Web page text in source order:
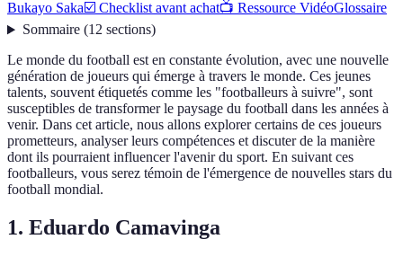
Bukayo Saka☑️ Checklist avant achat📺 Ressource VidéoGlossaire
Sommaire(12 sections)
Le monde du football est en constante évolution, avec une nouvelle
génération de joueurs qui émerge à travers le monde. Ces jeunes
talents, souvent étiquetés comme les "footballeurs à suivre", sont
susceptibles de transformer le paysage du football dans les années à
venir. Dans cet article, nous allons explorer certains de ces joueurs
prometteurs, analyser leurs compétences et discuter de la manière
dont ils pourraient influencer l'avenir du sport. En suivant ces
footballeurs, vous serez témoin de l'émergence de nouvelles stars du
football mondial.
1. Eduardo Camavinga